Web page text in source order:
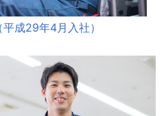
成29年4月入社）